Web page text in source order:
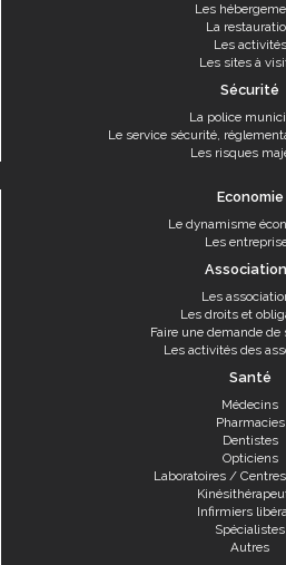
Les
La
Les activités
Les sites à
Sécurité
La police
Le service sécurité,
Les risques
Economie
Le dynamisme
Les
Les
Les droits et
Faire une demande de
Les activités des
Santé
Médecins
Pharmacies
Dentistes
Opticiens
Laboratoires /
Infirmiers
Spécialistes
Autres